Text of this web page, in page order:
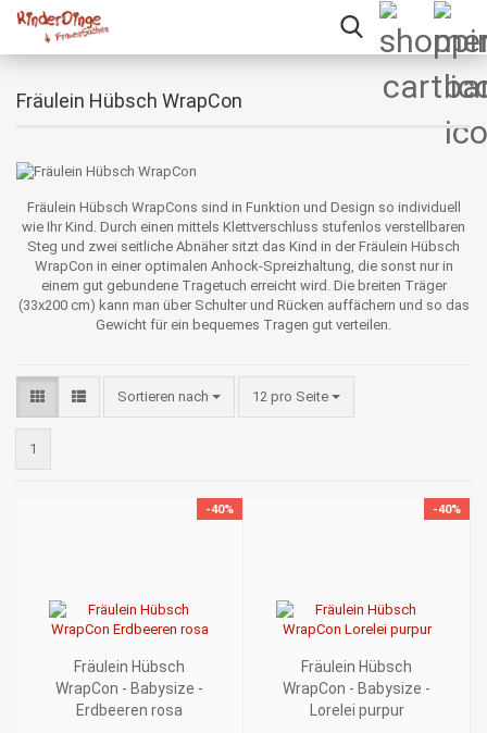
Fräulein Hübsch WrapCon
Fräulein Hübsch WrapCons sind in Funktion und Design so individuell
wie Ihr Kind. Durch einen mittels Klettverschluss stufenlos verstellbaren
Steg und zwei seitliche Abnäher sitzt das Kind in der Fräulein Hübsch
WrapCon in einer optimalen Anhock-Spreizhaltung, die sonst nur in
einem gut gebundene Tragetuch erreicht wird. Die breiten Träger
(33x200 cm) kann man über Schulter und Rücken auffächern und so das
Gewicht für ein bequemes Tragen gut verteilen.
Sortieren nach
Sortieren nach 12 pro Seite
pro Seite
1
-40%
Fräulein Hübsch
WrapCon - Babysize -
Erdbeeren rosa
-40%
Fräulein Hübsch
WrapCon - Babysize -
Lorelei purpur